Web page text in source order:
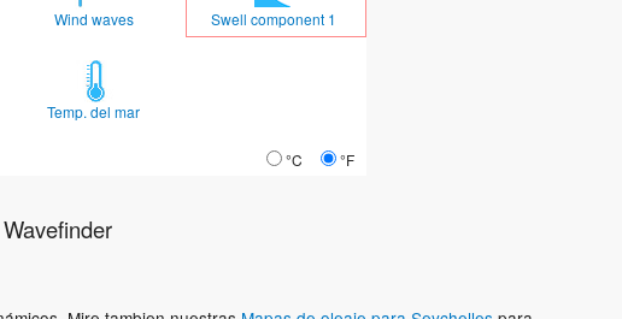
Wind waves Swell component 1
Temp. del mar
°C °F